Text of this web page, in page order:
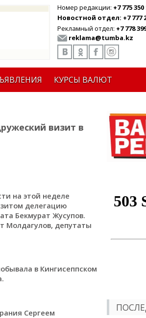
Номер редакции: +7 775 350
Новостной отдел: +7 777
Рекламный отдел: +7 778
reklama@tumba.kz
КУРСЫ ВАЛЮТ
визит в
на этой неделе
делегацию
Бекмурат Жусупов.
Молдагулов, депутаты
в Кингисеппском
Сергеем